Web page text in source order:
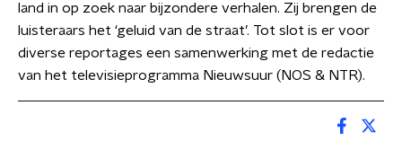
land in op zoek naar bijzondere verhalen. Zij brengen de
luisteraars het ‘geluid van de straat’. Tot slot is er voor
diverse reportages een samenwerking met de redactie
van het televisieprogramma Nieuwsuur (NOS & NTR).